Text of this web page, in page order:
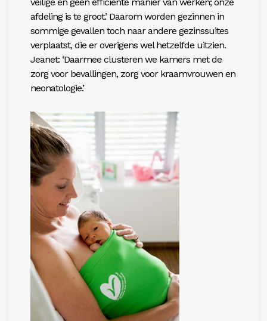
afdeling is te groot.’ Daarom worden gezinnen in
sommige gevallen toch naar andere gezinssuites
verplaatst, die er overigens wel hetzelfde uitzien.
Jeanet: ‘Daarmee clusteren we kamers met de
zorg voor bevallingen, zorg voor kraamvrouwen en
neonatologie.’